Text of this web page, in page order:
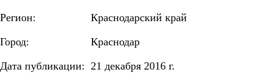
Регион:
Краснодарский край
Город:
Краснодар
Дата публикации: 21 декабря 2016 г.